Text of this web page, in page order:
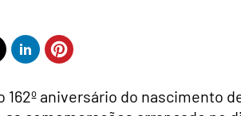
aniversário do nascimento